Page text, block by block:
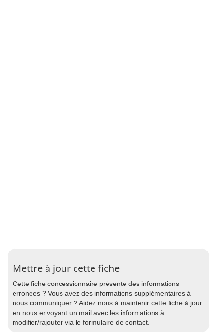
Mettre à jour cette fiche
Cette fiche concessionnaire présente des informations
erronées ? Vous avez des informations supplémentaires à
nous communiquer ? Aidez nous à maintenir cette fiche à jour
en nous envoyant un mail avec les informations à
modifier/rajouter via le formulaire de contact.